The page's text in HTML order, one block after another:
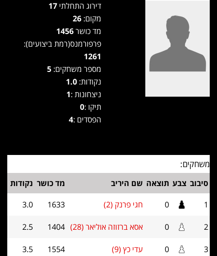
דירוג התחלתי
מקום:
מד כושר
פרפורמנס(רמת ביצועים):
1261
מספר משחקים:
נקודות: 1.0
ניצחונות :1
תיקו :0
הפסדים :4
משחקים:
סיבוב צבע תוצאה שם היריב מד כושר נקודות
1
0 חגי פרנק (2) 1633
3.0
2
0 אסא ברזוזה אוליאר (28) 1404
2.5
3
0 עדי כץ (9) 1554
3.5